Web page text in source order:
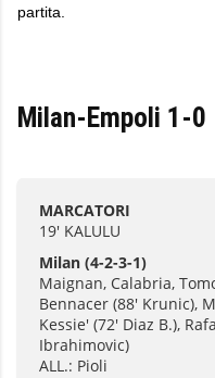
partita.
Milan-Empoli 1-0
MARCATORI
19' KALULU
Milan (4-2-3-1)
Maignan, Calabria,
Bennacer (88' Krunic),
Kessie' (72' Diaz B.),
Ibrahimovic)
ALL.: Pioli